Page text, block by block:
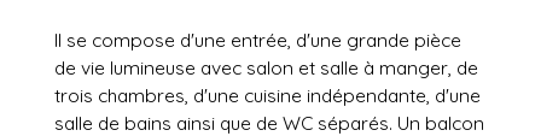
Il se compose d'une entrée, d'une grande pièce
de vie lumineuse avec salon et salle à manger, de
trois chambres, d'une cuisine indépendante, d'une
salle de bains ainsi que de WC séparés. Un balcon